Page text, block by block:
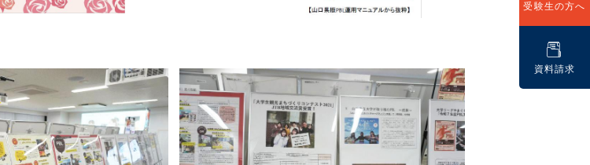
2023年1月 (8)
2022年12月 (16)
2022年11月 (13)
2022年10月 (7)
2022年9月 (7)
受験生の方へ
資料請求